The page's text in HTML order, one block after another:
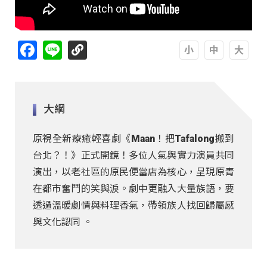
Facebook
Line
大綱
原視全新療癒輕喜劇《Maan！把Tafalong搬到
台北？！》正式開鏡！多位人氣與實力演員共同
演出，以老社區的原民便當店為核心，呈現原青
在都市奮鬥的笑與淚。劇中更融入大量族語，要
透過溫暖劇情與料理香氣，帶領族人找回歸屬感
與文化認同 。